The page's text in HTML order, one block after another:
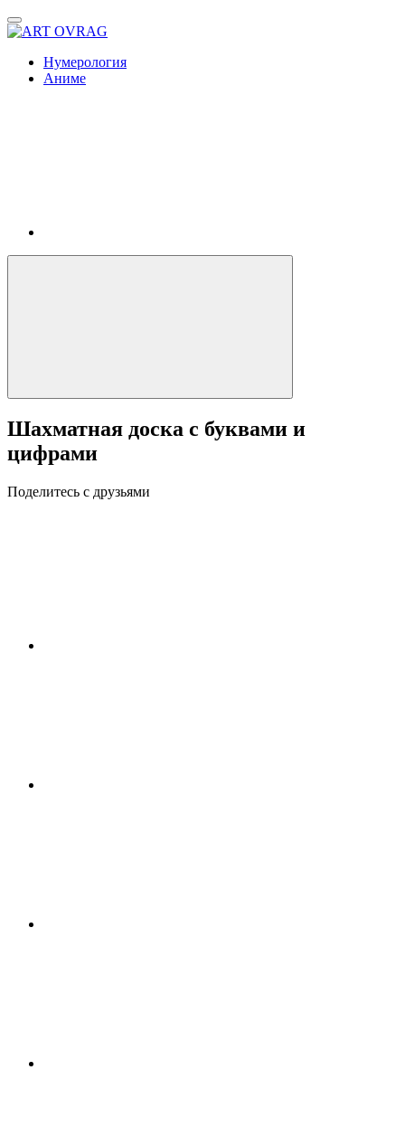
Нумерология
Аниме
Шахматная доска с буквами и
цифрами
Поделитесь с друзьями